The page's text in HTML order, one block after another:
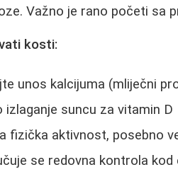
Važno je rano početi sa
kosti:
unos kalcijuma (mliječni
izlaganje suncu za vitamin D
fizička aktivnost, posebno
se redovna kontrola